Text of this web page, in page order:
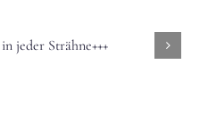
+++WHATSAPP
COMMUNITY